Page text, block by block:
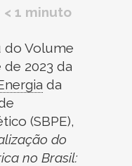
< 1 minuto
do Volume
de 2023 da
da
(SBPE),
do
no Brasil: